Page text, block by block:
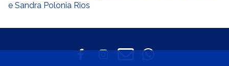
e Sandra Polonia Rios